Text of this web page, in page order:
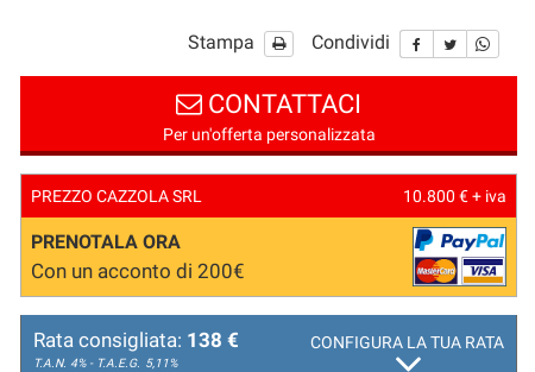
Stampa Condividi
CONTATTACI
Per un'offerta personalizzata
PREZZO CAZZOLA SRL 10.800 € + iva
PRENOTALA ORA
Con un acconto di 200€
Rata consigliata: 138 €
T.A.N. 4% - T.A.E.G. 5,11%
CONFIGURA LA TUA RATA